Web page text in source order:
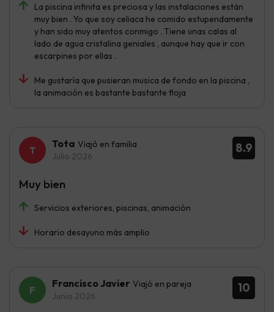
La piscina infinita es preciosa y las instalaciones están
muy bien . Yo que soy celiaca he comido estupendamente
y han sido muy atentos conmigo . Tiene unas calas al
lado de agua cristalina geniales , aunque hay que ir con
escarpines por ellas .
Me gustaría que pusieran musica de fondo en la piscina ,
la animación es bastante bastante floja
8.9
Tota Viajó en familia
Julio 2026
Servicios exteriores, piscinas, animación
Horario desayuno más amplio
Muy bien
10
Francisco Javier Viajó en pareja
Junio 2026